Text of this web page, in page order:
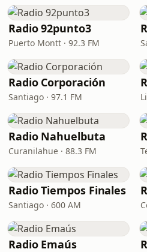
Radio 92punto3
Puerto Montt · 92.3 FM
Radio Corporación
Santiago · 97.1 FM
Radio Nahuelbuta
Curanilahue · 88.3 FM
Radio Tiempos Finales
Santiago · 600 AM
Radio Emaús